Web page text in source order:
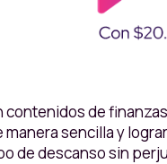
contenidos de
manera sencilla y
de descanso sin